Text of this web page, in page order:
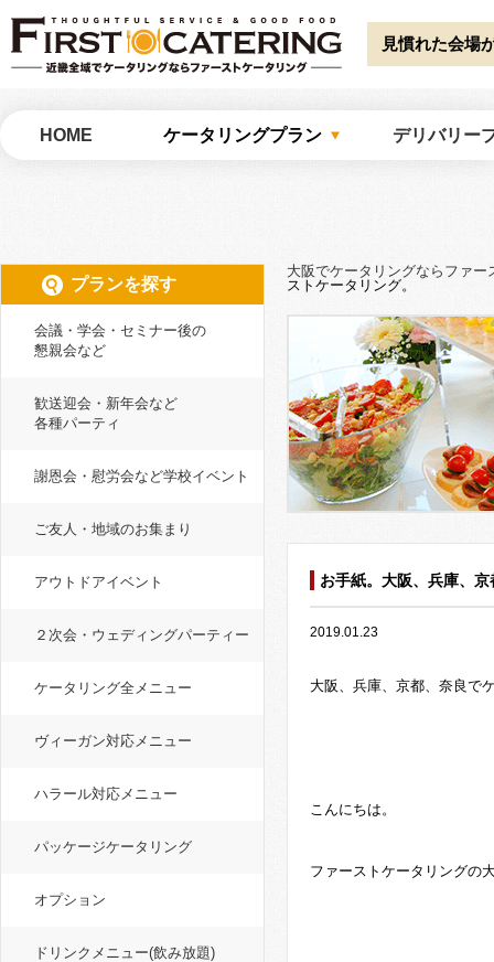
Warning : Undefined array key "HTTP_ACCEPT_LANGUAGE" in/home/
catering/common/meta.php on line51 見慣れた会場
HOME ケータリングプラン デリバリー
大阪でケータリングならファー
ストケータリング。
お手紙。大阪、兵庫、
2019.01.23
大阪、兵庫、京都、奈良で
こんにちは。
ファーストケータリングの
プランを探す
会議・学会・セミナー後の
懇親会など
歓送迎会・新年会など
各種パーティ
謝恩会・慰労会など学校イベント
ご友人・地域のお集まり
アウトドアイベント
２次会・ウェディングパーティー
ケータリング全メニュー
ヴィーガン対応メニュー
ハラール対応メニュー
パッケージケータリング
オプション
ドリンクメニュー(飲み放題)